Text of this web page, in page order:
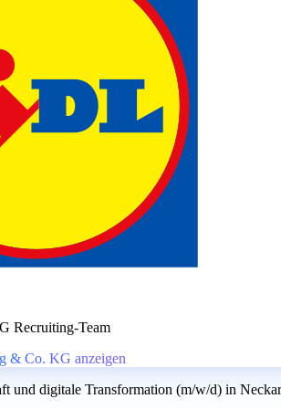
Recruiting-Team
& Co. KG anzeigen
und digitale Transformation (m/w/d) in